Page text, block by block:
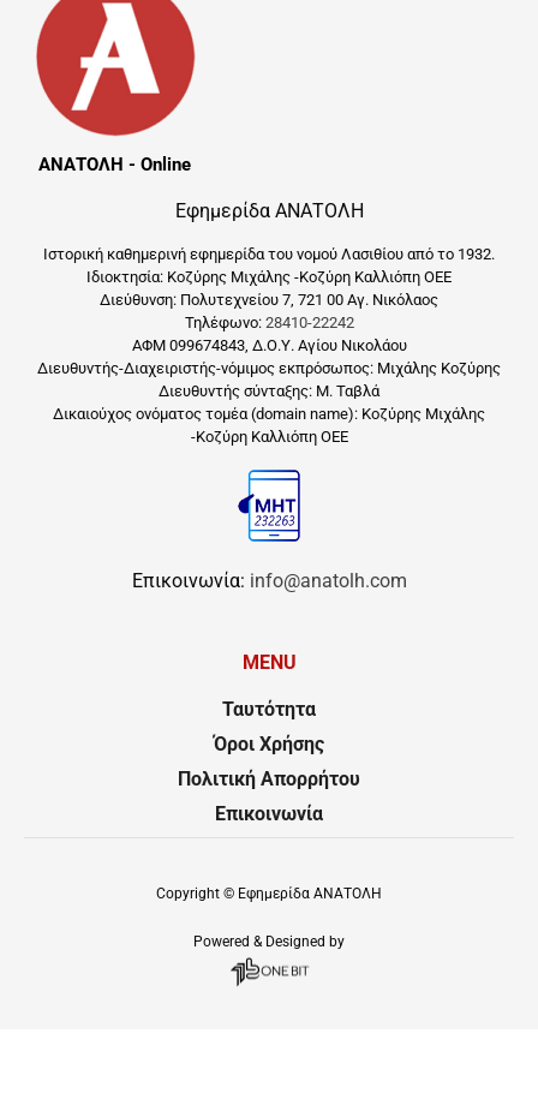
ΑΝΑΤΟΛΗ - Online
Εφημερίδα ΑΝΑΤΟΛΗ
Ιστορική καθημερινή εφημερίδα του νομού Λασιθίου από το 1932.
Ιδιοκτησία: Κοζύρης Μιχάλης -Κοζύρη Καλλιόπη ΟΕΕ
Διεύθυνση: Πολυτεχνείου 7, 721 00 Αγ. Νικόλαος
Τηλέφωνο: 28410-22242
ΑΦΜ 099674843, Δ.Ο.Υ. Αγίου Νικολάου
Διευθυντής-Διαχειριστής-νόμιμος εκπρόσωπος: Μιχάλης Κοζύρης
Διευθυντής σύνταξης: Μ. Ταβλά
Δικαιούχος ονόματος τομέα (domain name): Κοζύρης Μιχάλης
-Κοζύρη Καλλιόπη ΟΕΕ
Επικοινωνία: info@anatolh.com
MENU
Ταυτότητα
Όροι Χρήσης
Πολιτική Απορρήτου
Επικοινωνία
Copyright © Εφημερίδα ΑΝΑΤΟΛΗ
Powered & Designed by